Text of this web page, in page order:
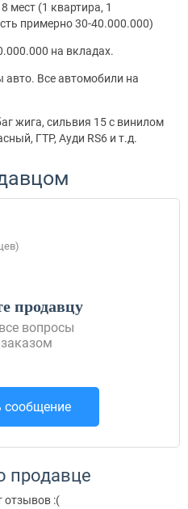
мест (1 квартира, 1
примерно 30-40.000.000)
на вкладах.
авто. Все автомобили на
жига, сильвия 15 с винилом
ГТР, Ауди RS6 и т.д.
продавцу
вопросы
сообщение
продавце
отзывов :(